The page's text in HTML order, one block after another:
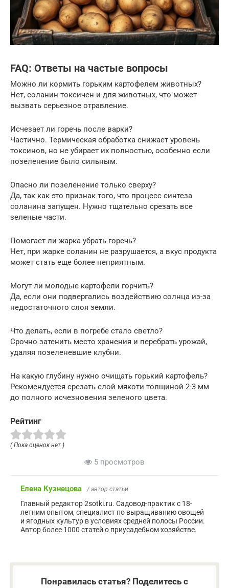
FAQ: Ответы на частые вопросы
Можно ли кормить горьким картофелем животных?
Нет, соланин токсичен и для животных, что может
вызвать серьезное отравление.
Исчезает ли горечь после варки?
Частично. Термическая обработка снижает уровень
токсинов, но не убирает их полностью, особенно если
позеленение было сильным.
Опасно ли позеленение только сверху?
Да, так как это признак того, что процесс синтеза
соланина запущен. Нужно тщательно срезать все
зеленые части.
Помогает ли жарка убрать горечь?
Нет, при жарке соланин не разрушается, а вкус продукта
может стать еще более неприятным.
Могут ли молодые картофели горчить?
Да, если они подвергались воздействию солнца из-за
недостаточного слоя земли.
Что делать, если в погребе стало светло?
Срочно затенить место хранения и перебрать урожай,
удаляя позеленевшие клубни.
На какую глубину нужно очищать горький картофель?
Рекомендуется срезать слой мякоти толщиной 2-3 мм
до полного исчезновения зеленого цвета.
Рейтинг
( Пока оценок нет )
5 просмотров
Елена Кузнецова / автор статьи
Главный редактор 2sotki.ru. Садовод-практик с 18-
летним опытом, специалист по выращиванию овощей
и ягодных культур в условиях средней полосы России.
Автор более 1000 статей о приусадебном хозяйстве.
Понравилась статья? Поделитесь с